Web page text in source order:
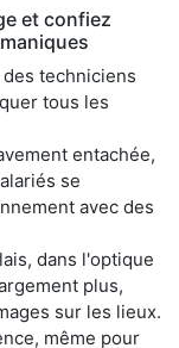
et confiez
techniciens
tous les
entachée,
se
avec des
dans l'optique
plus,
sur les lieux.
même pour